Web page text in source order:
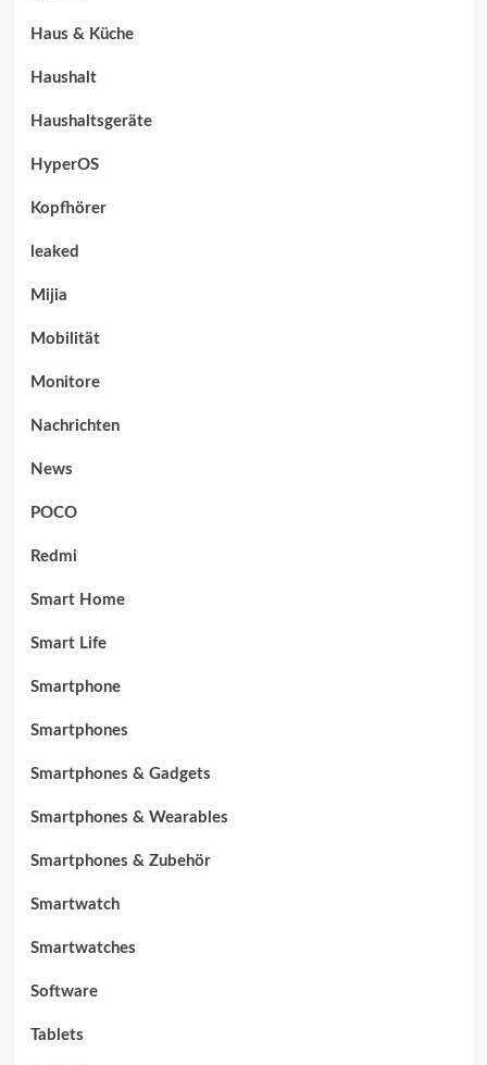
Haus & Küche
Haushalt
Haushaltsgeräte
HyperOS
Kopfhörer
leaked
Mijia
Mobilität
Monitore
Nachrichten
News
POCO
Redmi
Smart Home
Smart Life
Smartphone
Smartphones
Smartphones & Gadgets
Smartphones & Wearables
Smartphones & Zubehör
Smartwatch
Smartwatches
Software
Tablets